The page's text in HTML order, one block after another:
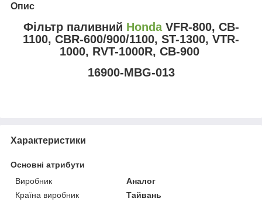
Опис
Фільтр паливний HondaVFR-800, CB-
1100, CBR-600/900/1100, ST-1300, VTR-
1000, RVT-1000R, CB-900
16900-MBG-013
Характеристики
Основні атрибути
Виробник
Аналог
Країна виробник
Тайвань